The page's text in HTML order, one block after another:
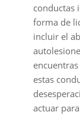
conductas
forma de
incluir el
estas
actuar